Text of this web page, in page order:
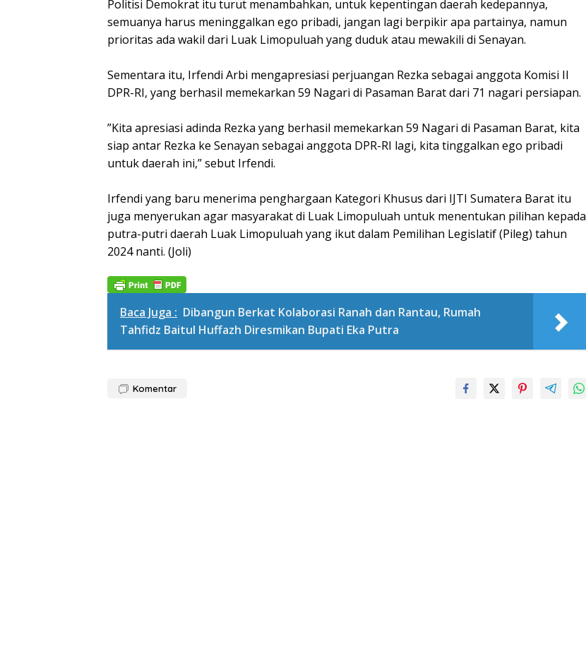
Politisi Demokrat itu turut menambahkan, untuk kepentingan daerah kedepannya,
semuanya harus meninggalkan ego pribadi, jangan lagi berpikir apa partainya, namun
prioritas ada wakil dari Luak Limopuluah yang duduk atau mewakili di Senayan.
Sementara itu, Irfendi Arbi mengapresiasi perjuangan Rezka sebagai anggota Komisi II
DPR-RI, yang berhasil memekarkan 59 Nagari di Pasaman Barat dari 71 nagari persiapan.
”Kita apresiasi adinda Rezka yang berhasil memekarkan 59 Nagari di Pasaman Barat, kita
siap antar Rezka ke Senayan sebagai anggota DPR-RI lagi, kita tinggalkan ego pribadi
untuk daerah ini,” sebut Irfendi.
Irfendi yang baru menerima penghargaan Kategori Khusus dari IJTI Sumatera Barat itu
juga menyerukan agar masyarakat di Luak Limopuluah untuk menentukan pilihan kepada
putra-putri daerah Luak Limopuluah yang ikut dalam Pemilihan Legislatif (Pileg) tahun
2024 nanti. (Joli)
Baca Juga : Dibangun Berkat Kolaborasi Ranah dan Rantau, Rumah
Tahfidz Baitul Huffazh Diresmikan Bupati Eka Putra
Komentar